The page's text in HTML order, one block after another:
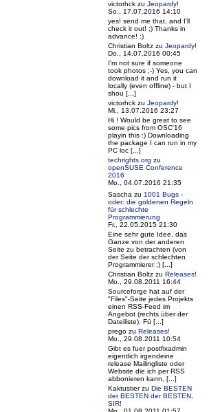
victorhck zu Jeopardy!
So., 17.07.2016 14:10
yes! send me that, and I'll
check it out! ;) Thanks in
advance! :)
Christian Boltz zu Jeopardy!
Do., 14.07.2016 00:45
I'm not sure if someone
took photos ;-) Yes, you can
download it and run it
locally (even offline) - but I
shou [...]
victorhck zu Jeopardy!
Mi., 13.07.2016 23:27
Hi ! Would be great to see
some pics from OSC'16
playin this :) Downloading
the package I can run in my
PC loc [...]
techrights.org zu
openSUSE Conference
2016
Mo., 04.07.2016 21:35
Sascha zu 1001 Bugs -
oder: die goldenen Regeln
für schlechte
Programmierung
Fr., 22.05.2015 21:30
Eine sehr gute Idee, das
Ganze von der anderen
Seite zu betrachten (von
der Seite der schlechten
Programmierer :) [...]
Christian Boltz zu Releases!
Mo., 29.08.2011 16:44
Sourceforge hat auf der
"Files"-Seite jedes Projekts
einen RSS-Feed im
Angebot (rechts über der
Dateiliste). Fü [...]
prego zu Releases!
Mo., 29.08.2011 10:54
Gibt es fuer postfixadmin
eigentlich irgendeine
release Mailingliste oder
Website die ich per RSS
abbonieren kann, [...]
Kaktustierzu Die BESTEN
der BESTEN der BESTEN,
SIR!